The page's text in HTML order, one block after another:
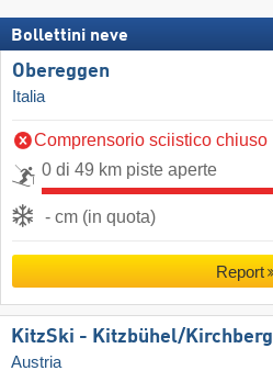
Bollettini neve
Obereggen
Italia
Comprensorio sciistico chiuso
0 di 49 km piste aperte
- cm (in quota)
Report
KitzSki - Kitzbühel/​Kirchberg
Austria